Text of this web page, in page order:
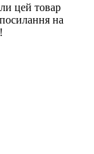
цей товар
на